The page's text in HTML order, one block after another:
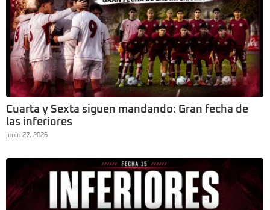
Cuarta y Sexta siguen mandando: Gran fecha de
las inferiores
junio 27, 2026